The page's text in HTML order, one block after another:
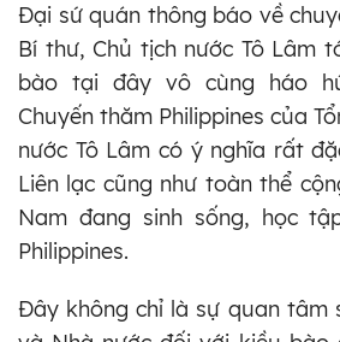
Đại sứ quán thông báo về
Bí thư, Chủ tịch nước Tô Lâm
bào tại đây vô cùng háo
Chuyến thăm Philippines của
nước Tô Lâm có ý nghĩa rất
Liên lạc cũng như toàn thể
Nam đang sinh sống, học
Philippines.
Đây không chỉ là sự quan tâm